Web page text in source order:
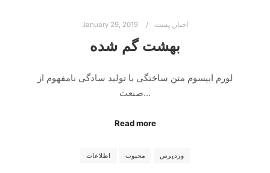
January 29, 2019 اخبار پست
بهشت گم شده
لورم ایپسوم متن ساختگی با تولید سادگی نامفهوم از
صنعت…
Read more
اطلاعات محبوب وردپرس